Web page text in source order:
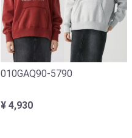
010GAQ90-5790
¥ 4,930